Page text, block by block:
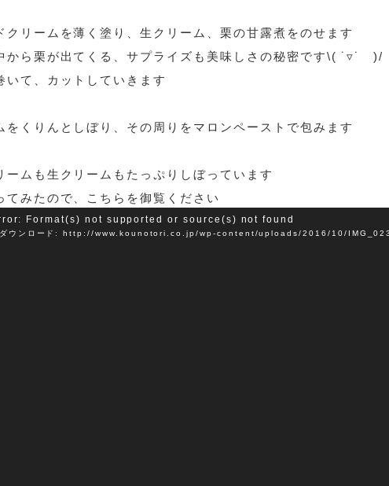
クリームを薄く塗り、生クリーム、栗の甘露煮をのせます
から栗が出てくる、サプライズも美味しさの秘密です\( ˙▿˙ )/
いて、カットしていきます
をくりんとしぼり、その周りをマロンペーストで包みます
ームも生クリームもたっぷりしぼっています
てみたので、こちらを御覧ください
Format(s) not supported or source(s) not found
ダウンロード: http://www.kounotori.co.jp/wp-content/uploads/2016/10/